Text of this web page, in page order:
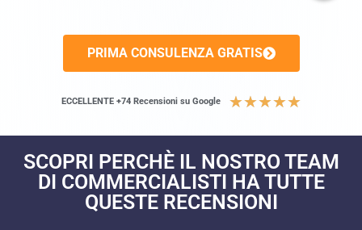
PRIMA CONSULENZA GRATIS
ECCELLENTE +74 Recensioni su Google ★★★★★
SCOPRI PERCHÈ IL NOSTRO TEAM
DI COMMERCIALISTI HA TUTTE
QUESTE RECENSIONI​